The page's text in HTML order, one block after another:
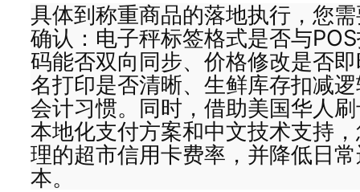
具体到称重商品的落地执行，您
确认：电子秤标签格式是否与
码能否双向同步、价格修改是否
名打印是否清晰、生鲜库存扣减
会计习惯。同时，借助美国华人
本地化支付方案和中文技术支持
理的超市信用卡费率，并降低日
本。